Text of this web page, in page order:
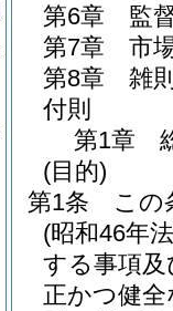
第6章
監
第7章
市
第8章
雑
付則
第1章
(目的)
第1条
この
(昭和46年
する事項
正かつ健